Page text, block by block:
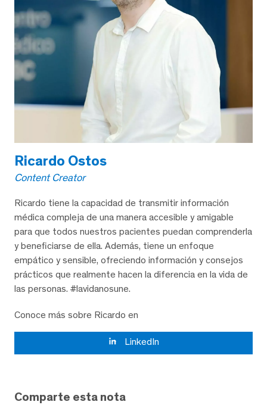
Ricardo Ostos
Content Creator
Ricardo tiene la capacidad de transmitir información
médica compleja de una manera accesible y amigable
para que todos nuestros pacientes puedan comprenderla
y beneficiarse de ella. Además, tiene un enfoque
empático y sensible, ofreciendo información y consejos
prácticos que realmente hacen la diferencia en la vida de
las personas. #lavidanosune.
Conoce más sobre Ricardo en
LinkedIn
Comparte esta nota